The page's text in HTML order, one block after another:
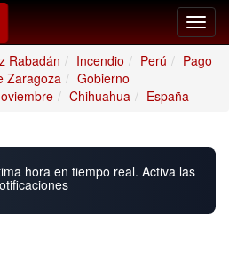
Rabadán Incendio Perú
Pago
Zaragoza
Gobierno
Chihuahua España
hora en tiempo real. Activa las